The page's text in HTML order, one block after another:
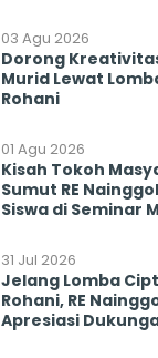
Tanda Tanya
03 Agu 2026
Dorong
Murid Lewat
Rohani
01 Agu 2026
Kisah Tokoh
Sumut RE
Siswa di Seminar
31 Jul 2026
Jelang Lomba
Rohani, RE
Apresiasi